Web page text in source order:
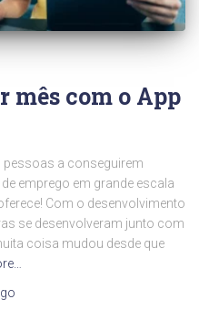
mês com o App
pessoas a conseguirem
emprego em grande escala
Com o desenvolvimento
se desenvolveram junto com
coisa mudou desde que